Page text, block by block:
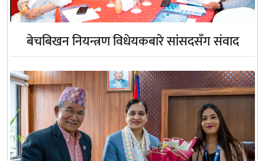
बेचबिखन नियन्त्रण विधेयकबारे सांसदसँग संवाद